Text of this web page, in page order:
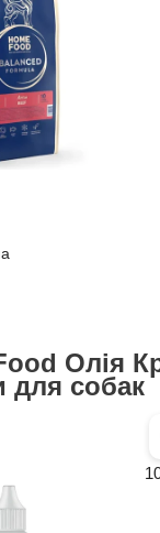
Олія
для собак